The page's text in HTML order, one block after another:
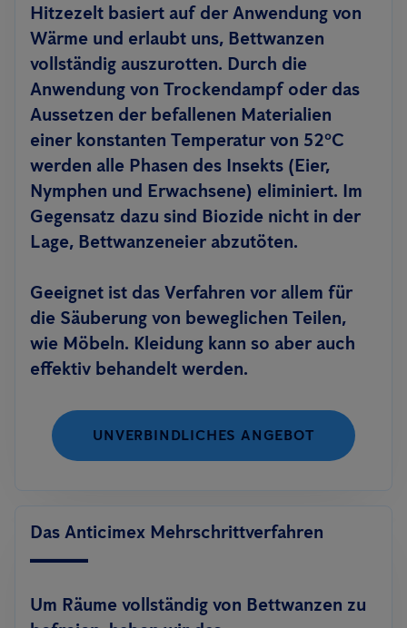
Hitzezelt basiert auf der Anwendung von
Wärme und erlaubt uns, Bettwanzen
vollständig auszurotten. Durch die
Anwendung von Trockendampf oder das
Aussetzen der befallenen Materialien
einer konstanten Temperatur von 52ºC
werden alle Phasen des Insekts (Eier,
Nymphen und Erwachsene) eliminiert. Im
Gegensatz dazu sind Biozide nicht in der
Lage, Bettwanzeneier abzutöten.
Geeignet ist das Verfahren vor allem für
die Säuberung von beweglichen Teilen,
wie Möbeln. Kleidung kann so aber auch
effektiv behandelt werden.
UNVERBINDLICHES ANGEBOT
Das Anticimex Mehrschrittverfahren
Um Räume vollständig von Bettwanzen zu